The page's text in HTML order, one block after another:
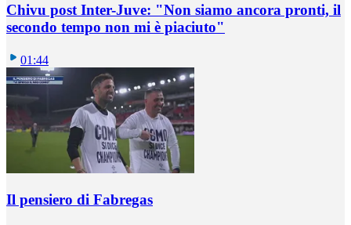
Chivu post Inter-Juve: "Non siamo ancora pronti, il
secondo tempo non mi è piaciuto"
01:44
Il pensiero di Fabregas